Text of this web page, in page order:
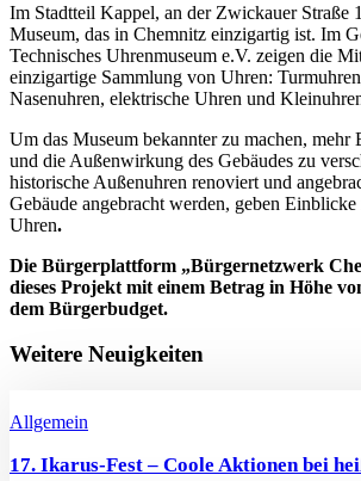
Im Stadtteil Kappel, an der Zwickauer Straße
Museum, das in Chemnitz einzigartig ist. Im
Technisches Uhrenmuseum e.V. zeigen die
einzigartige Sammlung von Uhren:
Nasenuhren, elektrische Uhren und
Um das Museum bekannter zu machen, mehr
und die Außenwirkung des Gebäudes zu
historische Außenuhren renoviert und
Gebäude angebracht werden, geben
Uhren.
Die Bürgerplattform „Bürgernetzwerk
dieses Projekt mit einem Betrag in Höhe
dem Bürgerbudget.
Weitere Neuigkeiten
Allgemein
17. Ikarus-Fest – Coole Aktionen bei